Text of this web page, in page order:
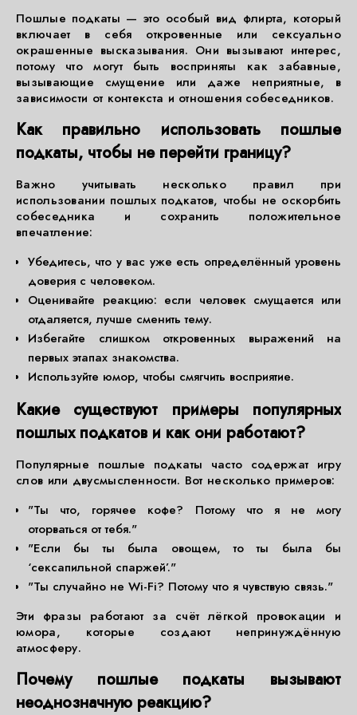
Пошлые подкаты — это особый вид флирта, который
включает в себя откровенные или сексуально
окрашенные высказывания. Они вызывают интерес,
потому что могут быть восприняты как забавные,
вызывающие смущение или даже неприятные, в
зависимости от контекста и отношения собеседников.
Как правильно использовать пошлые
подкаты, чтобы не перейти границу?
Важно учитывать несколько правил при
использовании пошлых подкатов, чтобы не оскорбить
собеседника и сохранить положительное
впечатление:
Убедитесь, что у вас уже есть определённый уровень
доверия с человеком.
Оценивайте реакцию: если человек смущается или
отдаляется, лучше сменить тему.
Избегайте слишком откровенных выражений на
первых этапах знакомства.
Используйте юмор, чтобы смягчить восприятие.
Какие существуют примеры популярных
пошлых подкатов и как они работают?
Популярные пошлые подкаты часто содержат игру
слов или двусмысленности. Вот несколько примеров:
"Ты что, горячее кофе? Потому что я не могу
оторваться от тебя."
"Если бы ты была овощем, то ты была бы
‘сексапильной спаржей’."
"Ты случайно не Wi-Fi? Потому что я чувствую связь."
Эти фразы работают за счёт лёгкой провокации и
юмора, которые создают непринуждённую
атмосферу.
Почему пошлые подкаты вызывают
неоднозначную реакцию?